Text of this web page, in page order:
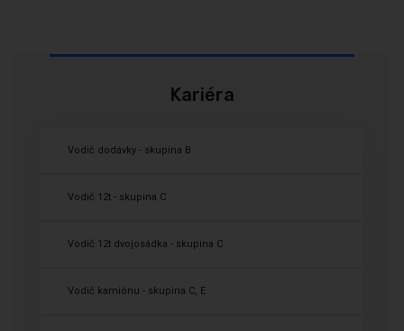
Kariéra
Vodič dodávky - skupina B
Vodič 12t - skupina C
Vodič 12t dvojosádka - skupina C
Vodič kamiónu - skupina C, E